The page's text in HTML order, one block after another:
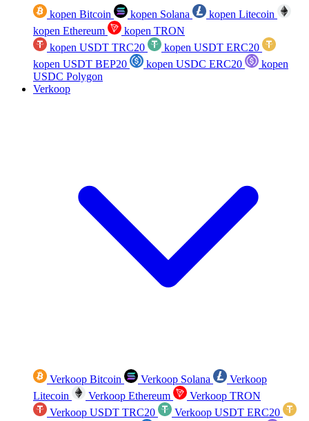
kopen Bitcoin kopen Solana
kopen Litecoin
kopen Ethereum
kopen TRON
kopen USDT TRC20
kopen USDT ERC20
kopen USDT BEP20
kopen USDC ERC20
kopen
USDC Polygon
Verkoop
Verkoop Bitcoin Verkoop Solana
Verkoop
Litecoin
Verkoop Ethereum
Verkoop TRON
Verkoop USDT TRC20
Verkoop USDT ERC20